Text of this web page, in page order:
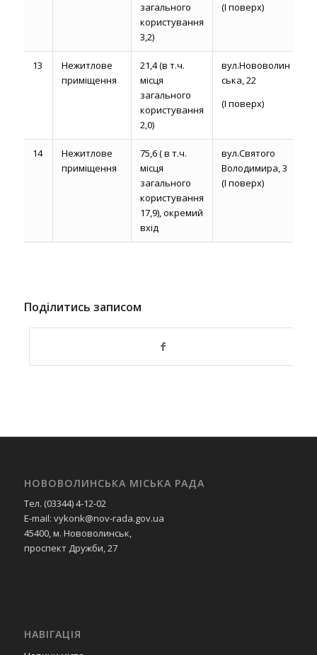
загального
користування
3,2)
(І поверх)
13
Нежитлове
приміщення
21,4 (в т.ч.
місця
загального
користування
2,0)
вул.Нововолин
ська, 22
(І поверх)
14
Нежитлове
приміщення
75,6 ( в т.ч.
місця
загального
користування
17,9), окремий
вхід
вул.Святого
Володимира, 3
(І поверх)
Поділитись записом
НОВОВОЛИНСЬКА МІСЬКА РАДА
Тел. (03344) 4-12-02
E-mail: vykonk@nov-rada.gov.ua
45400, м. Нововолинськ,
проспект Дружби, 27
НАВІГАЦІЯ